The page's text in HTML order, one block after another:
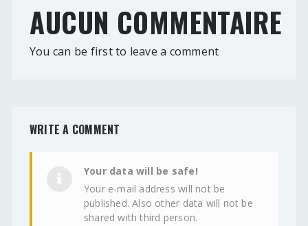
AUCUN COMMENTAIRE
You can be first to leave a comment
WRITE A COMMENT
Your data will be safe!
Your e-mail address will not be
published. Also other data will not be
shared with third person.